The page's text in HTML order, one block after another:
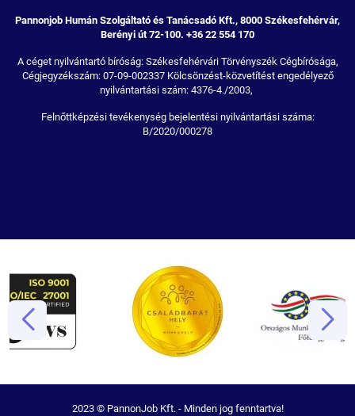
Pannonjob Humán Szolgáltató és Tanácsadó Kft., 8000 Székesfehérvár,
Berényi út 72-100. +36 22 554 170
A céget nyilvántartó bíróság: Székesfehérvári Törvényszék Cégbírósága,
Cégjegyzékszám: 07-09-002337 Kölcsönzést-közvetítést engedélyező
nyilvántartási szám: 4376-4./2003,
Felnőttképzési tevékenység bejelentési nyilvántartási száma:
B/2020/000278
2023 © PannonJob Kft. - Minden jog fenntartva!